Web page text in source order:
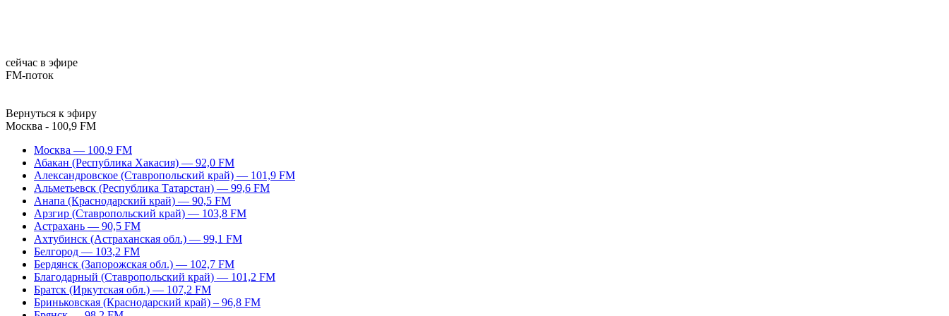
сейчас в эфире
FM-поток
Вернуться к эфиру
Москва - 100,9 FM
Москва — 100,9 FM
Абакан (Республика Хакасия) — 92,0 FM
Александровское (Ставропольский край) — 101,9 FM
Альметьевск (Республика Татарстан) — 99,6 FM
Анапа (Краснодарский край) — 90,5 FM
Арзгир (Ставропольский край) — 103,8 FM
Астрахань — 90,5 FM
Ахтубинск (Астраханская обл.) — 99,1 FM
Белгород — 103,2 FM
Бердянск (Запорожская обл.) — 102,7 FM
Благодарный (Ставропольский край) — 101,2 FM
Братск (Иркутская обл.) — 107,2 FM
Бриньковская (Краснодарский край) – 96,8 FM